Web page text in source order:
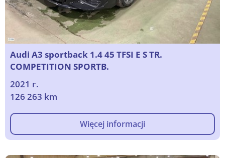
Audi A3 sportback 1.4 45 TFSI E S TR.
COMPETITION SPORTB.
2021 г.
126 263 km
Więcej informacji